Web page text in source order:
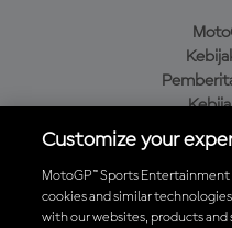
Unduh
Customize your
MotoGP™ Sports Entertainment
cookies and similar
with our websites, products and